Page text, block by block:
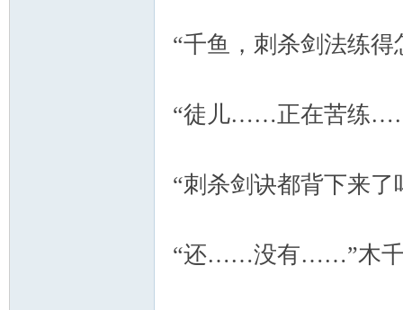
“千鱼，刺杀剑法练
“徒儿……正在苦练
“刺杀剑诀都背下来
“还……没有……”木千